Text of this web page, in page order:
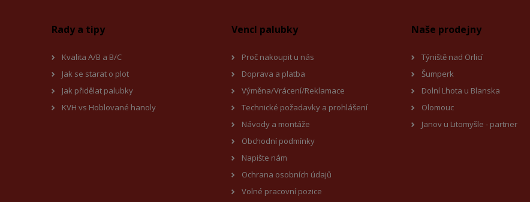
Rady a tipy
Kvalita A/B a B/C
Jak se starat o plot
Jak přidělat palubky
KVH vs Hoblované hanoly
Vencl palubky
Proč nakoupit u nás
Doprava a platba
Výměna/Vrácení/Reklamace
Technické požadavky a prohlášení
Návody a montáže
Obchodní podmínky
Napište nám
Ochrana osobních údajů
Volné pracovní pozice
Naše prodejny
Týniště nad Orlicí
Šumperk
Dolní Lhota u Blanska
Olomouc
Janov u Litomyšle - partner